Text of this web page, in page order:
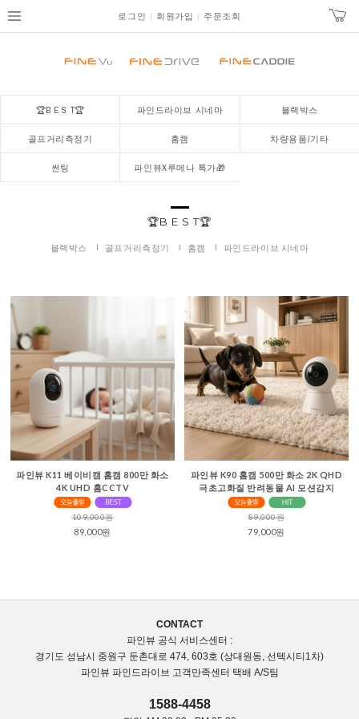
로그인 회원가입 주문조회
🏆B E S T🏆 파인드라이브 시네마 블랙박스
골프거리측정기 홈캠 차량용품/기타
썬팅 파인뷰X루메나 특가🎁
🏆B E S T🏆
블랙박스 골프거리측정기 홈캠 파인드라이브 시네마
파인뷰 K11 베이비캠 홈캠 800만 화소
4K UHD 홈CCTV
109,000원
89,000원
파인뷰 K90 홈캠 500만 화소 2K QHD
극초고화질 반려동물 AI 모션감지
89,000원
79,000원
CONTACT
파인뷰 공식 서비스센터 :
경기도 성남시 중원구 둔촌대로 474, 603호 (상대원동, 선텍시티1차)
파인뷰 파인드라이브 고객만족센터 택배 A/S팀
1588-4458